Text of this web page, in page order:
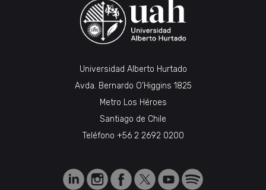
Universidad Alberto Hurtado
Avda. Bernardo O’Higgins 1825
Metro Los Héroes
Santiago de Chile
Teléfono +56 2 2692 0200